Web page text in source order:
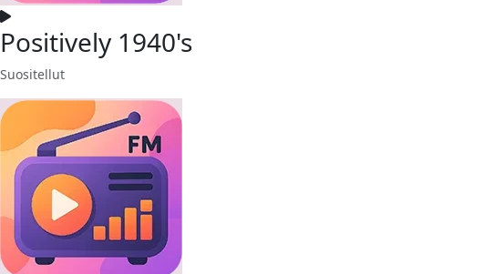
Positively 1940's
Suositellut